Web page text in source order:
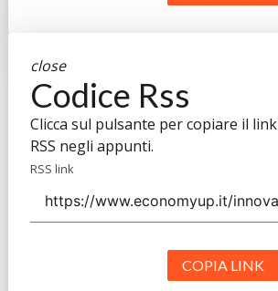
close
Codice Rss
Clicca sul pulsante per copiare il link
RSS negli appunti.
RSS link
COPIA LINK